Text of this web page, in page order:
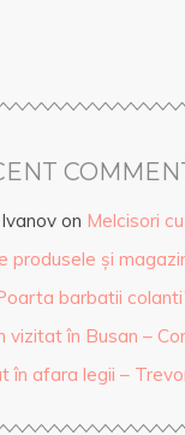
on Melcisori
produsele și
barbatii
vizitat în Busan –
în afara legii –